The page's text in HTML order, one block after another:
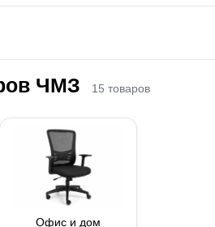
ЧМЗ 15 товаров
Офис и дом